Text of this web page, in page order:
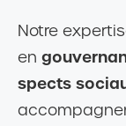
Notre
en
spects